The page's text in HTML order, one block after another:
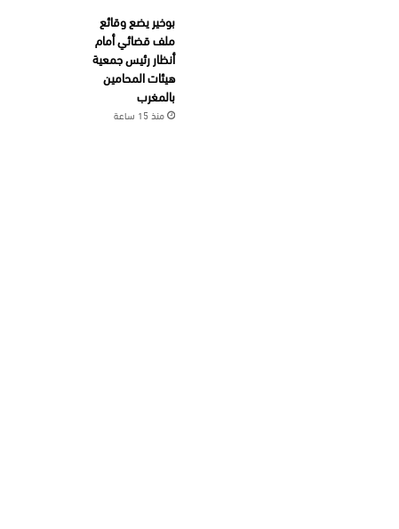
بوخير يضع وقائع
ملف قضائي أمام
أنظار رئيس جمعية
هيئات المحامين
بالمغرب
منذ 15 ساعة